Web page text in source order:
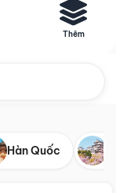
Thêm
Hàn Quốc